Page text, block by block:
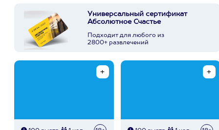
Универсальный сертификат
Абсолютное Счастье
Подходит для любого из
2800+ развлечений